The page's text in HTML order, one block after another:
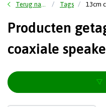
Terug naar home Tags
Producten
coaxiale